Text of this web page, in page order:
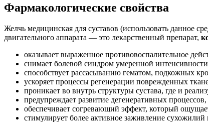
Фармакологические свойства
Желчь медицинская для суставов (использовать данное
двигательного аппарата — это лекарственный препарат,
оказывает выраженное противовоспалительное
снимает болевой синдром умеренной
способствует рассасыванию гематом, подкожных
ускоряет процессы регенерации поврежденных
проникает во внутрь структуры сустава, где и
предупреждает развитие дегенеративных
обеспечивает согревающий эффект, который
стимулирует более активное заживление